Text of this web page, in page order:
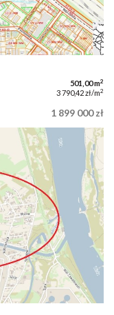
501,00 m2
3 790,42 zł/m2
1 899 000 zł